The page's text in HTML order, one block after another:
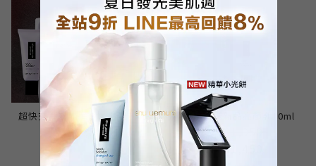
超快充亮顏乳 買30ml送10ml
NT$1,500
定妝噴霧送新品亮顏乳10ml
NT$1,950
NT$1,450